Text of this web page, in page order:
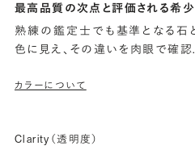
最高品質の次点と評価される希
熟練の鑑定士でも基準となる石
色に見え、その違いを肉眼で確認
カラーについて
Clarity（透明度）